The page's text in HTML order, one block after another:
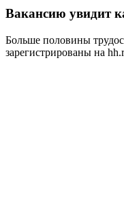
Вакансию увидит
Больше половины
зарегистрированы на